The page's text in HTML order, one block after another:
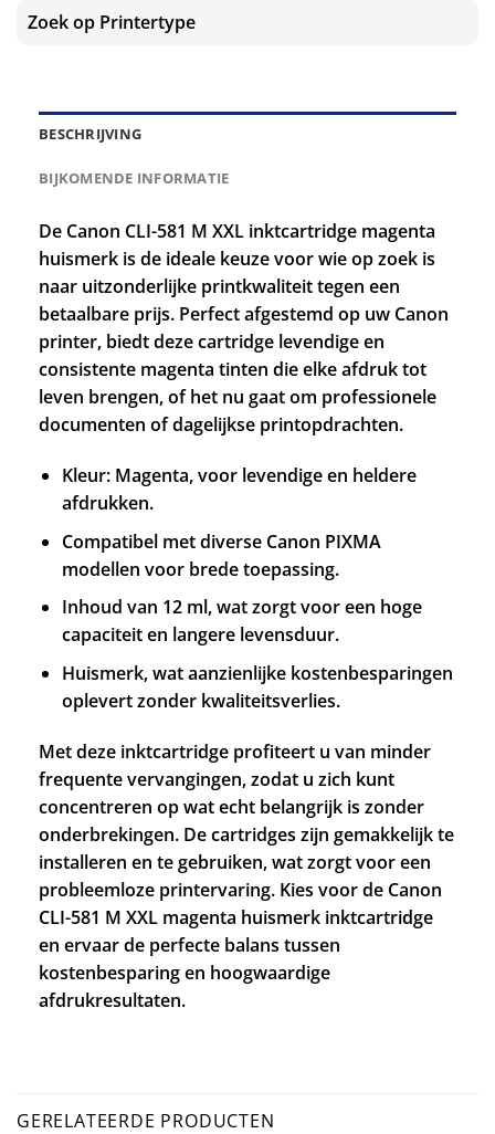
Zoek op Printertype
BESCHRIJVING
BIJKOMENDE INFORMATIE
De Canon CLI-581 M XXL inktcartridge magenta
huismerk is de ideale keuze voor wie op zoek is
naar uitzonderlijke printkwaliteit tegen een
betaalbare prijs. Perfect afgestemd op uw Canon
printer, biedt deze cartridge levendige en
consistente magenta tinten die elke afdruk tot
leven brengen, of het nu gaat om professionele
documenten of dagelijkse printopdrachten.
Kleur: Magenta, voor levendige en heldere
afdrukken.
Compatibel met diverse Canon PIXMA
modellen voor brede toepassing.
Inhoud van 12 ml, wat zorgt voor een hoge
capaciteit en langere levensduur.
Huismerk, wat aanzienlijke kostenbesparingen
oplevert zonder kwaliteitsverlies.
Met deze inktcartridge profiteert u van minder
frequente vervangingen, zodat u zich kunt
concentreren op wat echt belangrijk is zonder
onderbrekingen. De cartridges zijn gemakkelijk te
installeren en te gebruiken, wat zorgt voor een
probleemloze printervaring. Kies voor de Canon
CLI-581 M XXL magenta huismerk inktcartridge
en ervaar de perfecte balans tussen
kostenbesparing en hoogwaardige
afdrukresultaten.
GERELATEERDE PRODUCTEN